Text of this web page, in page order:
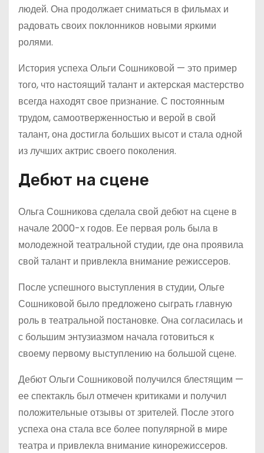
людей. Она продолжает сниматься в фильмах и
радовать своих поклонников новыми яркими
ролями.
История успеха Ольги Сошниковой — это пример
того, что настоящий талант и актерская мастерство
всегда находят свое признание. С постоянным
трудом, самоотверженностью и верой в свой
талант, она достигла больших высот и стала одной
из лучших актрис своего поколения.
Дебют на сцене
Ольга Сошникова сделала свой дебют на сцене в
начале 2000-х годов. Ее первая роль была в
молодежной театральной студии, где она проявила
свой талант и привлекла внимание режиссеров.
После успешного выступления в студии, Ольге
Сошниковой было предложено сыграть главную
роль в театральной постановке. Она согласилась и
с большим энтузиазмом начала готовиться к
своему первому выступлению на большой сцене.
Дебют Ольги Сошниковой получился блестящим —
ее спектакль был отмечен критиками и получил
положительные отзывы от зрителей. После этого
успеха она стала все более популярной в мире
театра и привлекла внимание кинорежиссеров.